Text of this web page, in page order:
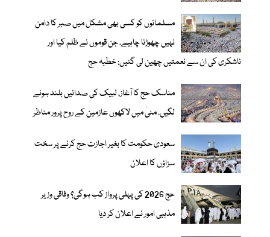
مسلمانوں کو کسی بھی مشکل میں صبر کا دامن
نہیں چھوڑنا چاہیے، جن قوموں نے ظلم کیا اور
ناشکری کی ان سے نعمتیں چھین لی گئیں: خطبہ حج
مناسک حج کا آغاز، لبیک کی صدائیں بلند ہونے
لگیں، منیٰ میں لاکھوں عازمین کے روح پرور مناظر
سعودی حکومت کا بغیر اجازت حج کرنے پر سخت
سزاؤں کا اعلان
حج 2026 کی پہلی پرواز کب ہوگی؟ وفاقی وزیر
مذہبی امور نے اعلان کر دیا